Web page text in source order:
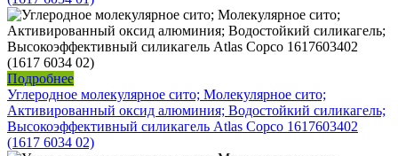
Подробнее
Углеродное молекулярное сито; Молекулярное сито;
Активированный оксид алюминия; Водостойкий силикагель;
Высокоэффективный силикагель Atlas Copco 1617603402
(1617 6034 02)